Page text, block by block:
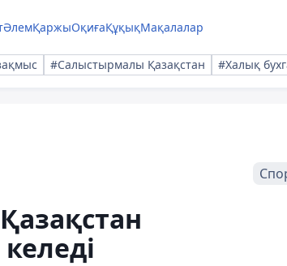
ӘлемҚаржыОқиғаҚұқықМақалалар
#Салыстырмалы Қазақстан #Халық